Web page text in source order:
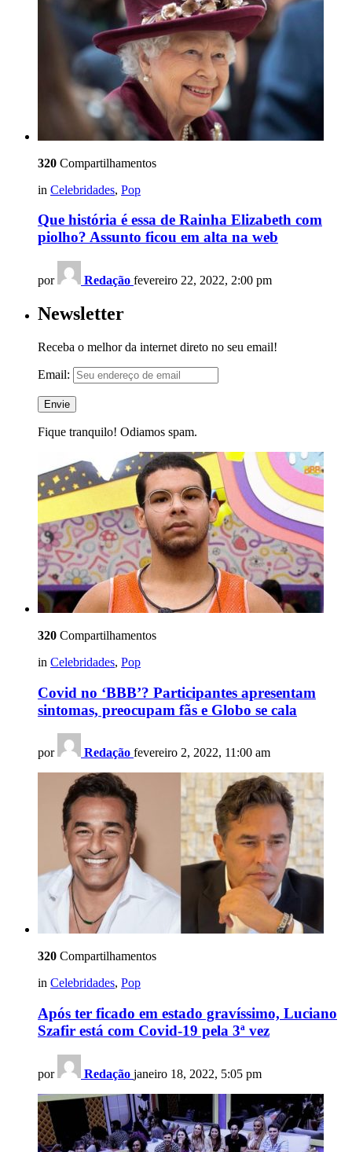
320 Compartilhamentos
in Celebridades, Pop
Que história é essa de Rainha Elizabeth com
piolho? Assunto ficou em alta na web
por Redação fevereiro 22, 2022, 2:00 pm
Newsletter
Receba o melhor da internet direto no seu email!
Email:
Fique tranquilo! Odiamos spam.
320 Compartilhamentos
in Celebridades, Pop
Covid no ‘BBB’? Participantes apresentam
sintomas, preocupam fãs e Globo se cala
por Redação fevereiro 2, 2022, 11:00 am
320 Compartilhamentos
in Celebridades, Pop
Após ter ficado em estado gravíssimo, Luciano
Szafir está com Covid-19 pela 3ª vez
por Redação janeiro 18, 2022, 5:05 pm